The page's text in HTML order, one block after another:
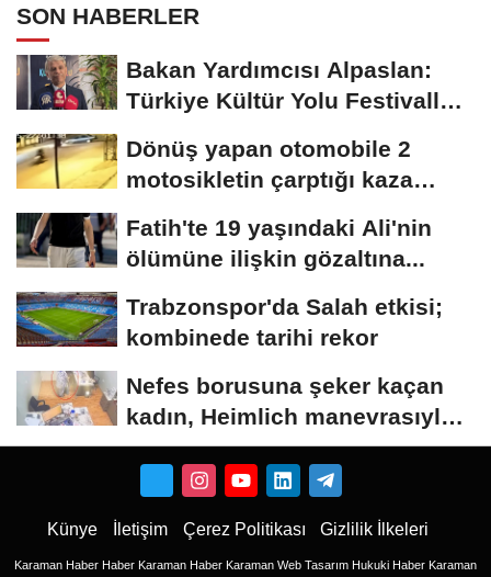
SON HABERLER
Bakan Yardımcısı Alpaslan:
Türkiye Kültür Yolu Festivalleri
Dönüş yapan otomobile 2
motosikletin çarptığı kaza
Fatih'te 19 yaşındaki Ali'nin
ölümüne ilişkin gözaltına...
Trabzonspor'da Salah etkisi;
kombinede tarihi rekor
Nefes borusuna şeker kaçan
kadın, Heimlich manevrasıyla
kurtarıldı;...
Künye İletişim Çerez Politikası Gizlilik İlkeleri
Karaman Haber Haber Karaman Haber Karaman Web Tasarım Hukuki Haber Karaman